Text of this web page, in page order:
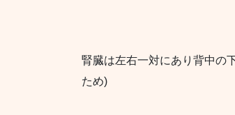
腎臓は左右一対にあり背中の
ため)